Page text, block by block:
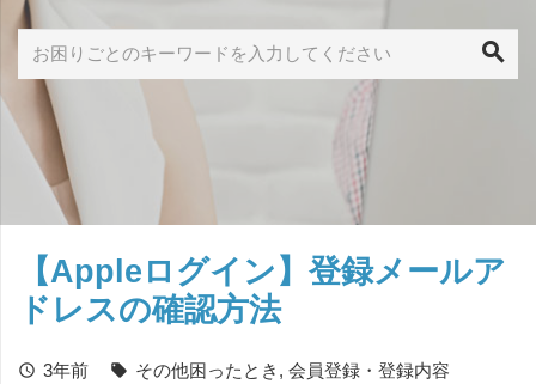
【Appleログイン】登録メールア
ドレスの確認方法
schedule 3年前 local_offer その他困ったとき , 会員登録・登録内容